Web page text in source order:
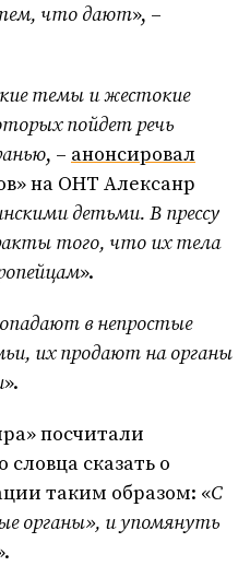
что дают», –
темы и жестокие
пойдет речь
, – анонсировал
на ОНТ Алексанр
детьми. В прессу
того, что их тела
».
в непростые
их продают на органы
».
посчитали
сказать о
таким образом: «С
органы», и упомянуть